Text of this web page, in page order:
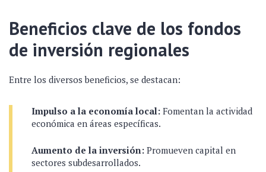
Beneficios clave de los fondos
de inversión regionales
Entre los diversos beneficios, se destacan:
Impulso a la economía local: Fomentan la actividad
económica en áreas específicas.
Aumento de la inversión: Promueven capital en
sectores subdesarrollados.